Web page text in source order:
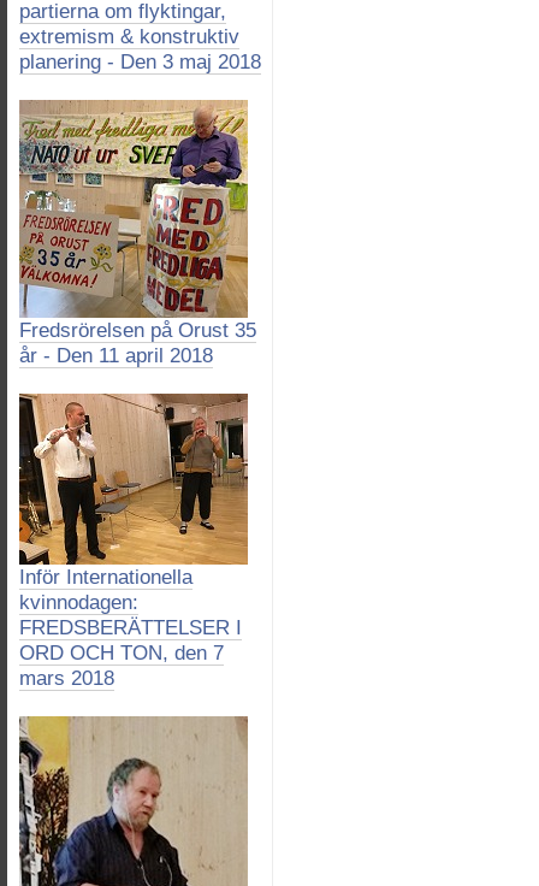
partierna om flyktingar,
extremism & konstruktiv
planering - Den 3 maj 2018
Fredsrörelsen på Orust 35
år - Den 11 april 2018
Inför Internationella
kvinnodagen:
FREDSBERÄTTELSER I
ORD OCH TON, den 7
mars 2018